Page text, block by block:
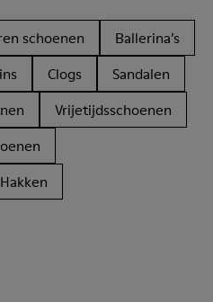
schoenen
Ballerina’s
Clogs
Sandalen
Vrijetijdsschoenen
Hakken